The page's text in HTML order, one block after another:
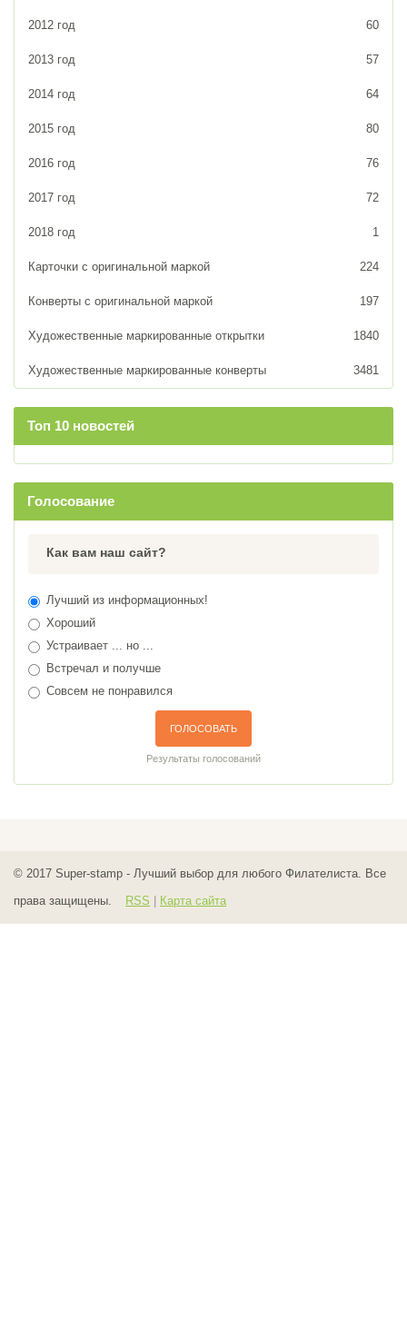
2012 год 60
2013 год 57
2014 год 64
2015 год 80
2016 год 76
2017 год 72
2018 год 1
Карточки с оригинальной маркой 224
Конверты с оригинальной маркой 197
Художественные маркированные открытки 1840
Художественные маркированные конверты 3481
Топ 10 новостей
Голосование
Как вам наш сайт?
Лучший из информационных!
Хороший
Устраивает ... но ...
Встречал и получше
Совсем не понравился
ГОЛОСОВАТЬ
Результаты голосований
© 2017 Super-stamp - Лучший выбор для любого Филателиста. Все
права защищены.
RSS Карта сайта